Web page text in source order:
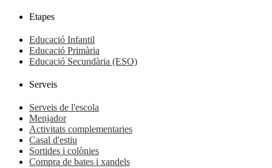
Etapes
Educació Infantil
Educació Primària
Educació Secundària (ESO)
Serveis
Serveis de l'escola
Menjador
Activitats complementaries
Casal d'estiu
Sortides i colònies
Compra de bates i xandels